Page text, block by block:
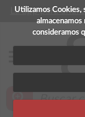
Utilizamos Cookies,
almacenamos
consideramos
La app para
zoom_in